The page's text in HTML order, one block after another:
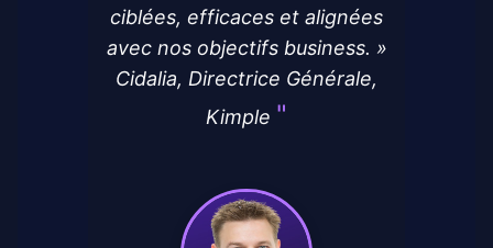
ciblées, efficaces et alignées
avec nos objectifs business. »
Cidalia, Directrice Générale,
Kimple